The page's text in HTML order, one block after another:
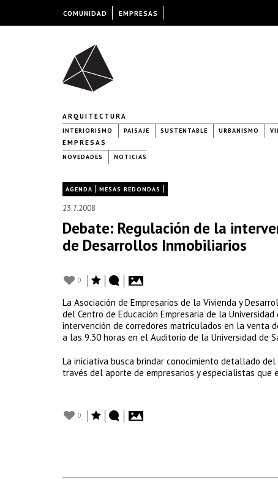
ARQUITECTURA
INTERIORISMO PAISAJE SUSTENTABLE URBANISMO
EMPRESAS
NOVEDADES NOTICIAS
AGENDA | MESAS REDONDAS |
23.7.2008
Debate: Regulación de la
de Desarrollos Inmobiliarios
0
La Asociación de Empresarios de la Vivienda y
del Centro de Educación Empresaria de la
intervención de corredores matriculados en la venta
a las 9.30 horas en el Auditorio de la Universidad de
La iniciativa busca brindar conocimiento detallado
través del aporte de empresarios y especialistas
0
COMUNIDAD EMPRESAS